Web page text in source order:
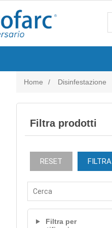
Home / Disinfestazione
Filtra prodotti
RESET FILTRA
Filtra per